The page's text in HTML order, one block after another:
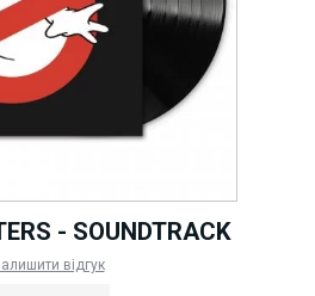
- SOUNDTRACK
відгук